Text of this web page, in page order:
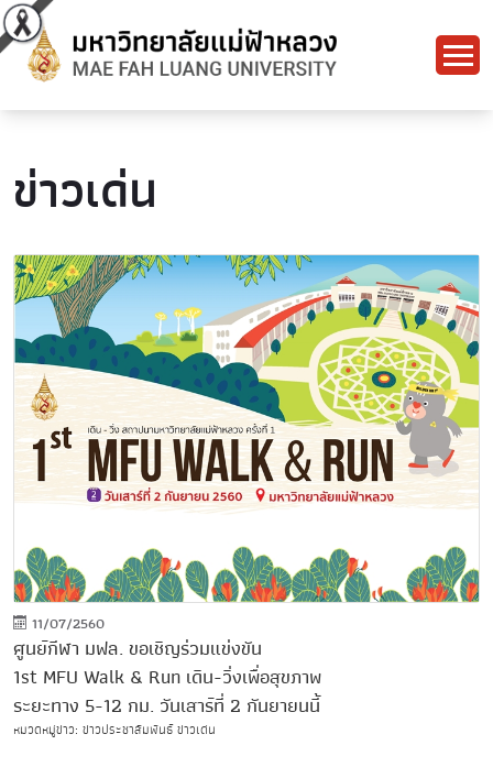
ข่าวเด่น
11/07/2560
ศูนย์กีฬา มฟล. ขอเชิญร่วมแข่งขัน
1st MFU Walk & Run เดิน-วิ่งเพื่อสุขภาพ
ระยะทาง 5-12 กม. วันเสาร์ที่ 2 กันยายนนี้
หมวดหมู่ข่าว: ข่าวประชาสัมพันธ์ ข่าวเด่น